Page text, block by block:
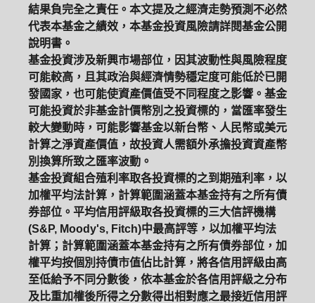
結果負完全之責任。本文提及之經濟走勢預測不必然
代表本基金之績效，本基金投資風險請詳閱基金公開
說明書。
基金投資涉及新興市場部位，因其波動性與風險程度
可能較高，且其政治與經濟情勢穩定度可能低於已開
發國家，也可能使資產價值受不同程度之影響。基金
可能投資於非基金計價幣別之投資標的，當匯率發生
較大變動時，可能影響基金以新台幣、人民幣或美元
計算之淨資產價值，故投資人需額外承擔投資資產幣
別換算所致之匯率波動。
基金投資組合殖利率取各投資標的之到期殖利率，以
加權平均法計算，計算範圍涵蓋本基金持有之所有債
券部位。平均信用評級取各投資標的三大信評機構
(S&P, Moody's, Fitch)中最高評等，以加權平均法
計算；計算範圍涵蓋本基金持有之所有債券部位，加
權平均按個別持債市值佔比計算，將各信用評級由高
至低給予不同分數後，依本基金於各信用評級之分布
及比重加權後所得之分數得出相對應之最接近信用評